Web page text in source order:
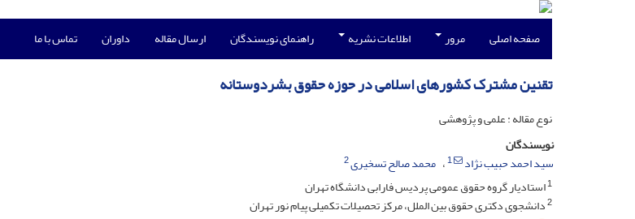
صفحه اصلی مرور اطلاعات نشریه راهنمای نویسندگان ارسال مقاله داوران تماس با ما
تقنین مشترک کشورهای اسلامی در حوزه حقوق بشردوستانه
نوع مقاله : علمی و پژوهشی
نویسندگان
سید احمد حبیب نژاد
1 محمد صالح تسخیری2
1استادیار گروه حقوق عمومی پردیس فارابی دانشگاه تهران
2دانشجوی دکتری حقوق بین الملل، مرکز تحصیلات تکمیلی پیام نور تهران